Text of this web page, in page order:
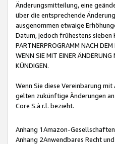
Änderungsmitteilung, eine
über die entsprechende
ausgenommen etwaige
Datum, jedoch frühestens sieben
PARTNERPROGRAMM NACH
WENN SIE MIT EINER ÄNDERUNG
KÜNDIGEN.
Wenn Sie diese Vereinbarung
gelten zukünftige Änderungen
Core S.à r.l. bezieht.
Anhang 1Amazon-
Anhang 2Anwendbares Recht